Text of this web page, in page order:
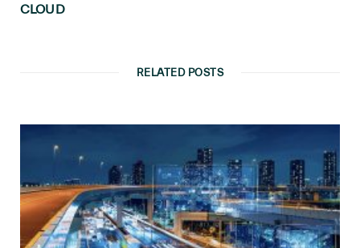
CLOUD
RELATED POSTS